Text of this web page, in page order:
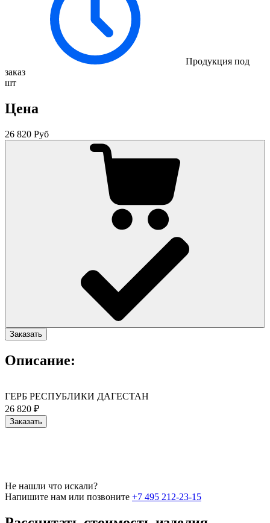
Продукция под
заказ
шт
Цена
26 820 Руб
Заказать
Описание:
ГЕРБ РЕСПУБЛИКИ ДАГЕСТАН
26 820 ₽
Заказать
Не нашли что искали?
Напишите нам или позвоните +7 495 212-23-15